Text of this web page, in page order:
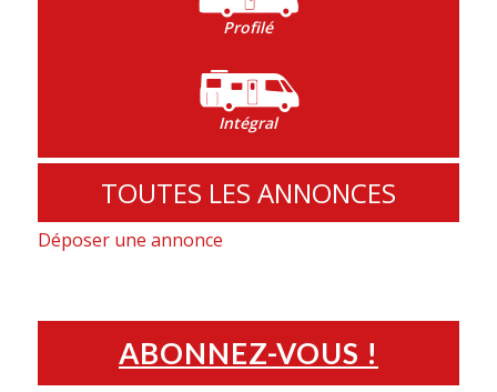
Profilé
Intégral
TOUTES LES ANNONCES
Déposer une annonce
ABONNEZ-VOUS !